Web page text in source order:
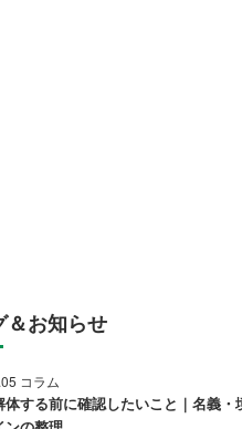
＆お知らせ
コラム
体する前に確認したいこと｜名義・